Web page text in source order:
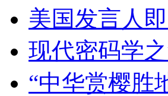
美国发言人
现代密码学
“中华赏樱胜